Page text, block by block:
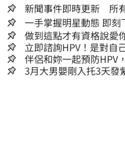
新聞事件即時更新 所
一手掌
做到這點才有資格說愛
立即諮詢HPV！是對自
嫌晚！
伴侶和妳一起預防HPV
3月大男嬰剛入托3天發